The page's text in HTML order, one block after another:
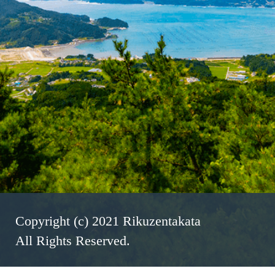
Copyright (c) 2021 Rikuzentakata
All Rights Reserved.